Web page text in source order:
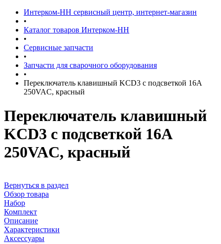
Интерком-НН сервисный центр, интернет-магазин
•
Каталог товаров Интерком-НН
•
Сервисные запчасти
•
Запчасти для сварочного оборудования
•
Переключатель клавишный KCD3 с подсветкой 16A
250VAC, красный
Переключатель клавишный
KCD3 с подсветкой 16A
250VAC, красный
Вернуться в раздел
Обзор товара
Набор
Комплект
Описание
Характеристики
Аксессуары